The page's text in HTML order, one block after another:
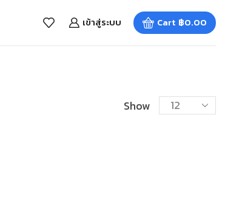
เข้าสู่ระบบ Cart ฿0.00
Show